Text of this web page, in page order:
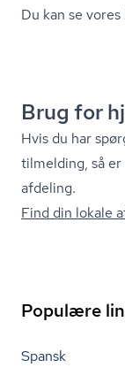
Du kan se
Brug for
Hvis du har
tilmelding, så
afdeling.
Find din lokale
Populære
Spansk